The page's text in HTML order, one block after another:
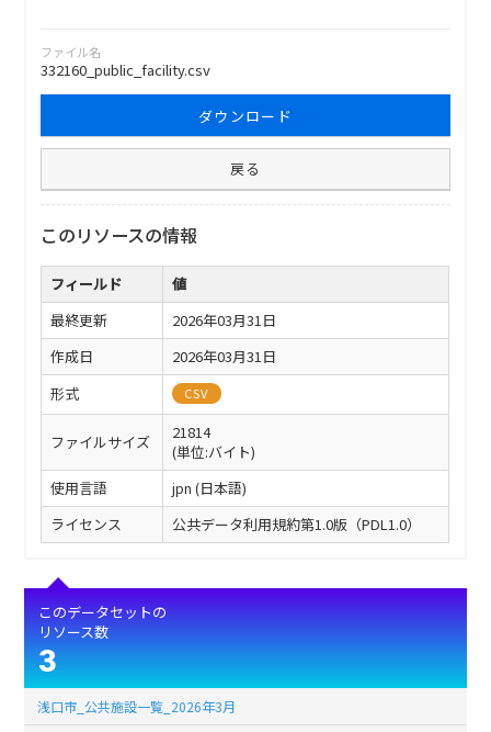
ファイル名
332160_public_facility.csv
ダウンロード
戻る
このリソースの情報
フィールド
値
最終更新
2026年03月31日
作成日
2026年03月31日
形式
CSV
ファイルサイズ
21814
(単位:バイト)
使用言語
jpn (日本語)
ライセンス
公共データ利用規約第1.0版（PDL1.0）
このデータセットの
リソース数
3
浅口市_公共施設一覧_2026年3月